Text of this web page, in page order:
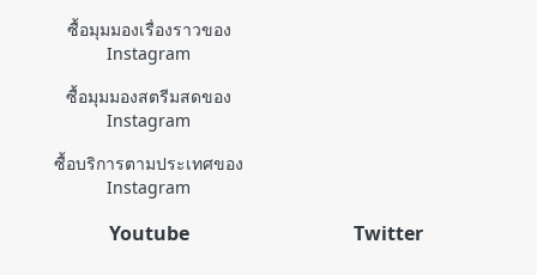
ซื้อมุมมองเรื่องราวของ
Instagram
ซื้อมุมมองสตรีมสดของ
Instagram
ซื้อบริการตามประเทศของ
Instagram
Youtube Twitter